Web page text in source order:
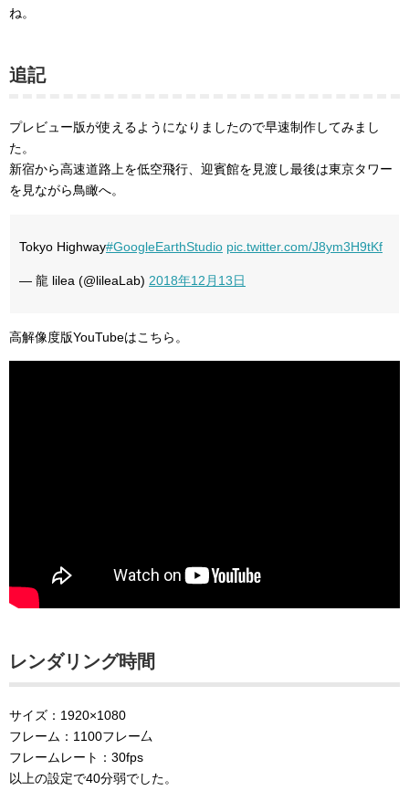
ね。
追記
プレビュー版が使えるようになりましたので早速制作してみまし
た。
新宿から高速道路上を低空飛行、迎賓館を見渡し最後は東京タワー
を見ながら鳥瞰へ。
Tokyo Highway#GoogleEarthStudio pic.twitter.com/J8ym3H9tKf
— 龍 lilea (@lileaLab) 2018年12 月 13日
高解像度版YouTubeはこちら。
レンダリング時間
サイズ：1920×1080
フレーム：1100フレー厶
フレームレート：30fps
以上の設定で40分弱でした。